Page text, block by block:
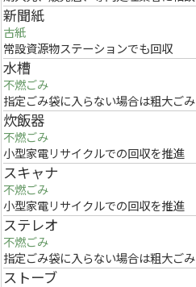
新聞紙
古紙
常設資源物ステーションでも回収
水槽
不燃ごみ
指定ごみ袋に入らない場合は粗大ごみ
炊飯器
不燃ごみ
小型家電リサイクルでの回収を推進
スキャナ
不燃ごみ
小型家電リサイクルでの回収を推進
ステレオ
不燃ごみ
指定ごみ袋に入らない場合は粗大ごみ
ストーブ